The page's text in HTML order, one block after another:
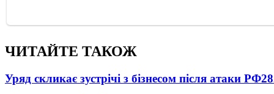
ЧИТАЙТЕ ТАКОЖ
Уряд скликає зустрічі з бізнесом після атаки РФ